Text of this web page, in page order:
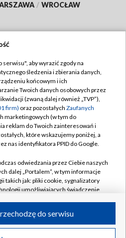
/ WROCŁAW
TVP
TVP
prywatności
zgody
Pomoc
Kontakt
Kanały
Polska S.A. w likwidacji
aby wyrazić zgody na
śledzenia i zbierania danych,
końcowym i ich
Twoich danych osobowych przez
(zwaną dalej również „TVP”),
firm) oraz pozostałych Zaufanych
marketingowych (w tym do
reklam do Twoich zainteresowań i
które wskazujemy poniżej, a
nas identyfikatora PPID do Google.
odwiedzania przez Ciebie naszych
dalej „Portalem”, w tym informacje
takich jak: pliki cookie, sygnalizatory
umożliwiających świadczenie
odwiedzania przez Ciebie
do serwisu